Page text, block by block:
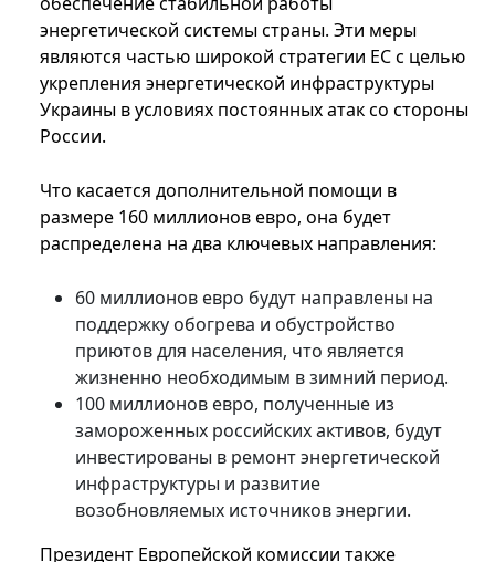
энергетической системы страны. Эти меры
являются частью широкой стратегии ЕС с целью
укрепления энергетической инфраструктуры
Украины в условиях постоянных атак со стороны
России.
Что касается дополнительной помощи в
размере 160 миллионов евро, она будет
распределена на два ключевых направления:
60 миллионов евро будут направлены на
поддержку обогрева и обустройство
приютов для населения, что является
жизненно необходимым в зимний период.
100 миллионов евро, полученные из
замороженных российских активов, будут
инвестированы в ремонт энергетической
инфраструктуры и развитие
возобновляемых источников энергии.
Президент Европейской комиссии также